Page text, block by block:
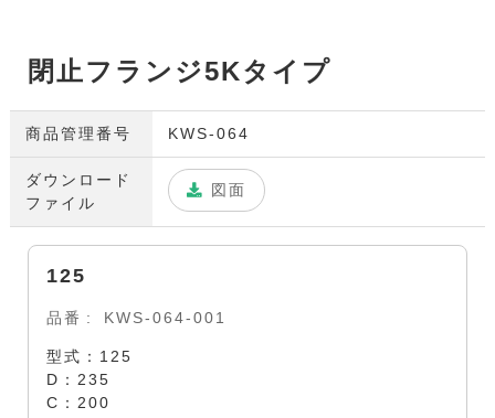
閉止フランジ5Kタイプ
商品管理番号 KWS-064
ダウンロード
ファイル
図面
125
品番 KWS-064-001
型式：125
D：235
C：200